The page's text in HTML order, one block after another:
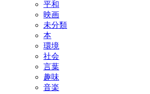
平和
映画
未分類
本
環境
社会
言葉
趣味
音楽